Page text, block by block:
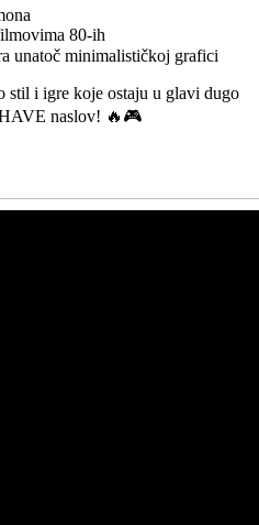
80-ih
unatoč minimalističkoj grafici
stil i igre koje ostaju u glavi dugo
naslov! 🔥🎮